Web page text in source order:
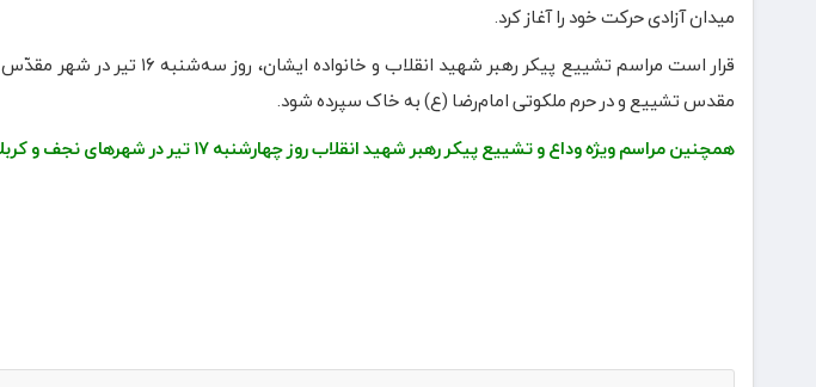
میدان آزادی حرکت خود را آغاز کرد.
مقدس تشییع و در حرم ملکوتی امام‌رضا (ع) به خاک سپرده شود.
همچنین مراسم ویژه وداع و تشییع پیکر رهبر شهید انقلاب روز چهارشنبه ۱۷ تیر در شهرهای نجف و کربلا نیز برگزار خواهد شد.